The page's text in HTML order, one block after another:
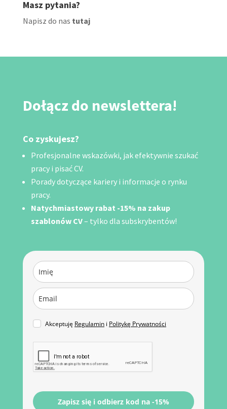
Masz pytania?
Napisz do nas tutaj
Dołącz do newslettera!
Co zyskujesz?
Profesjonalne wskazówki, jak efektywnie szukać
pracy i pisać CV.
Porady dotyczące kariery i informacje o rynku
pracy.
Natychmiastowy rabat -15% na zakup
szablonów CV– tylko dla subskrybentów!
Akceptuję Regulamini Politykę Prywatności
Zapisz się i odbierz kod na -15%